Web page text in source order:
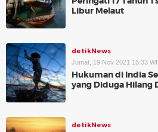
Libur Melaut
detikNews
Jumat, 19 Nov 2021 15:33
Hukuman di India
yang Diduga Hilang
detikNews